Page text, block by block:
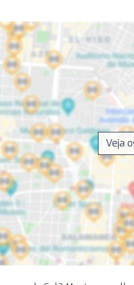
Veja